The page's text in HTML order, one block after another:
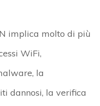
implica molto di più
WiFi,
la
dannosi, la verifica